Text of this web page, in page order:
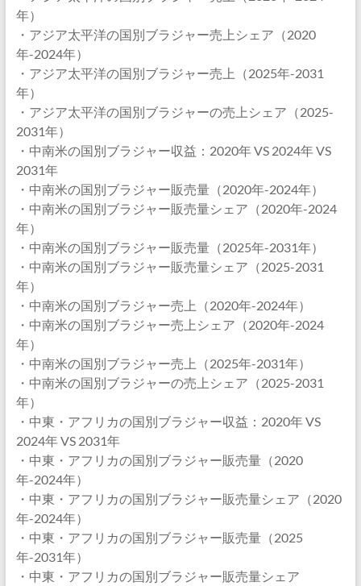
年）
・アジア太平洋の国別ブラジャー売上シェア（2020
年-2024年）
・アジア太平洋の国別ブラジャー売上（2025年-2031
年）
・アジア太平洋の国別ブラジャーの売上シェア（2025-
2031年）
・中南米の国別ブラジャー収益：2020年 VS 2024年 VS
2031年
・中南米の国別ブラジャー販売量（2020年-2024年）
・中南米の国別ブラジャー販売量シェア（2020年-2024
年）
・中南米の国別ブラジャー販売量（2025年-2031年）
・中南米の国別ブラジャー販売量シェア（2025-2031
年）
・中南米の国別ブラジャー売上（2020年-2024年）
・中南米の国別ブラジャー売上シェア（2020年-2024
年）
・中南米の国別ブラジャー売上（2025年-2031年）
・中南米の国別ブラジャーの売上シェア（2025-2031
年）
・中東・アフリカの国別ブラジャー収益：2020年 VS
2024年 VS 2031年
・中東・アフリカの国別ブラジャー販売量（2020
年-2024年）
・中東・アフリカの国別ブラジャー販売量シェア（2020
年-2024年）
・中東・アフリカの国別ブラジャー販売量（2025
年-2031年）
・中東・アフリカの国別ブラジャー販売量シェア